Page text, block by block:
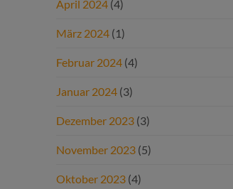
April 2024 (4)
März 2024 (1)
Februar 2024 (4)
Januar 2024 (3)
Dezember 2023 (3)
November 2023 (5)
Oktober 2023 (4)